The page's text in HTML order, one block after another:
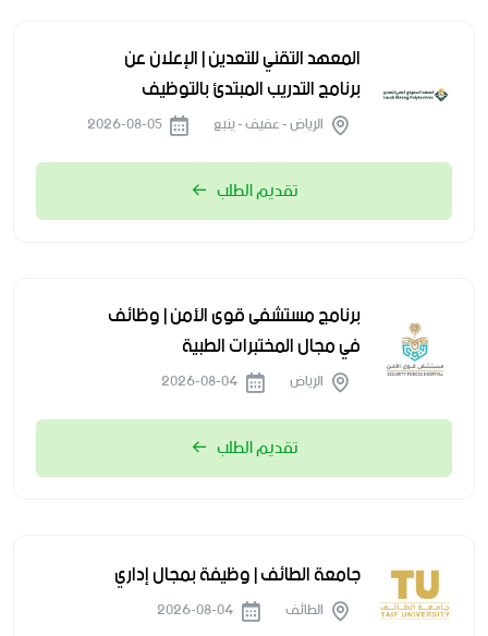
المعهد التقني للتعدين | الإعلان عن
برنامج التدريب المبتدئ بالتوظيف
الرياض - عفيف - ينبع
تقديم الطلب
برنامج مستشفى قوى الأمن | وظائف
في مجال المختبرات الطبية
الرياض
تقديم الطلب
جامعة الطائف | وظيفة بمجال إداري
الطائف